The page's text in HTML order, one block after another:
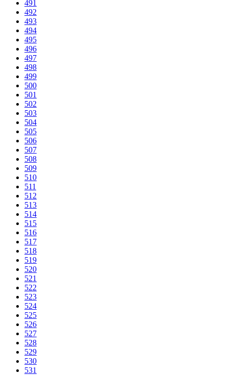
491
492
493
494
495
496
497
498
499
500
501
502
503
504
505
506
507
508
509
510
511
512
513
514
515
516
517
518
519
520
521
522
523
524
525
526
527
528
529
530
531